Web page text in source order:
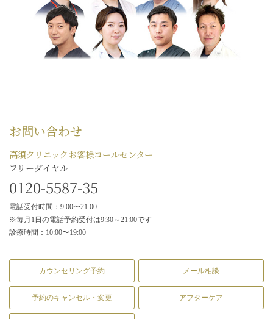
お問い合わせ
高須クリニックお客様コールセンター
フリーダイヤル
0120-5587-35
電話受付時間：9:00〜21:00
※毎月1日の電話予約受付は9:30～21:00です
診療時間：10:00〜19:00
カウンセリング予約 メール相談
予約のキャンセル・変更 アフターケア